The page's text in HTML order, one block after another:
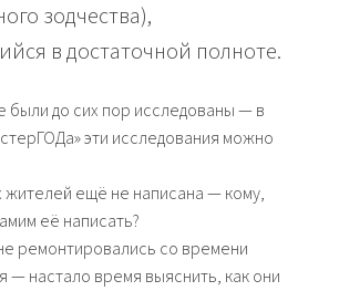
зодчества),
в достаточной полноте.
были до сих пор исследованы — в
эти исследования можно
жителей ещё не написана — кому,
её написать?
ремонтировались со времени
— настало время выяснить, как они